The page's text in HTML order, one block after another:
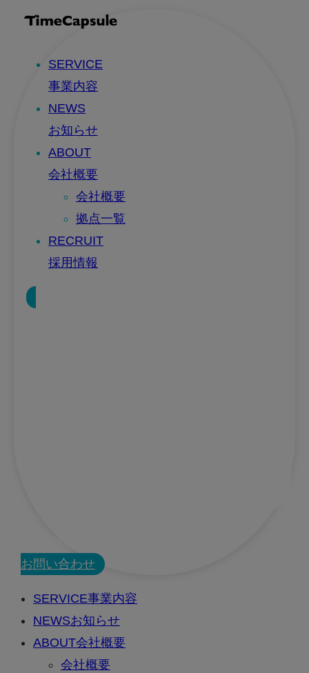
SERVICE
事業内容
NEWS
お知らせ
ABOUT
会社概要
会社概要
拠点一覧
RECRUIT
採用情報
お問い合わせ
SERVICE事業内容
NEWSお知らせ
ABOUT会社概要
会社概要